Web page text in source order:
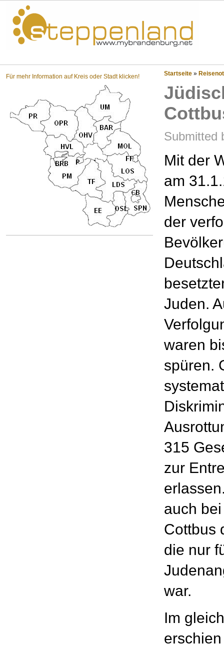
Für mehr Information auf Kreis oder Stadt klicken! Startseite »
Submitted
Mit der
am
der
Juden.
waren
spüren.
315
zur
auch
Cottbus
die nur
war.
Im